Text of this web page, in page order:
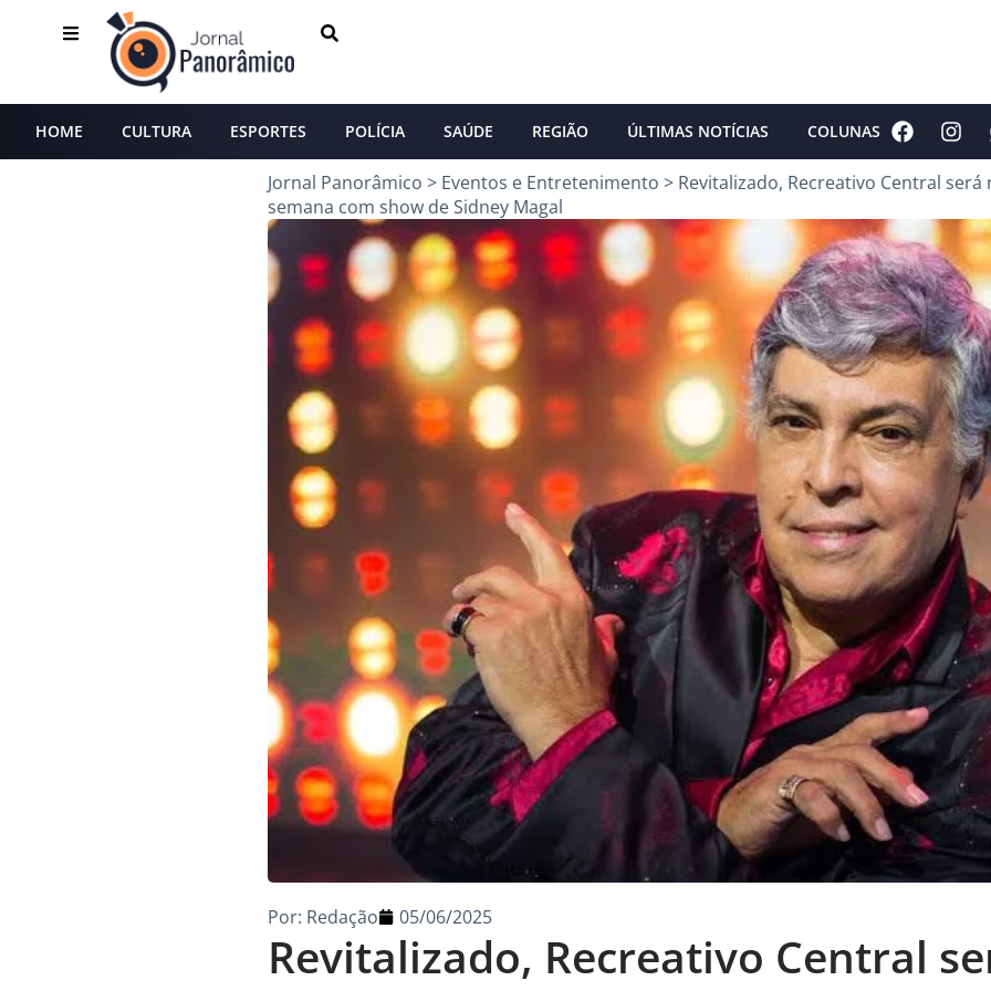
HOME CULTURA ESPORTES POLÍCIA SAÚDE REGIÃO ÚLTIMAS NOTÍCIAS COLUNAS
Jornal Panorâmico > Eventos e Entretenimento > Revitalizado, Recreativo Central
semana com show de Sidney Magal
Revitalizado, Recreativo Central
Por: Redação 05/06/2025